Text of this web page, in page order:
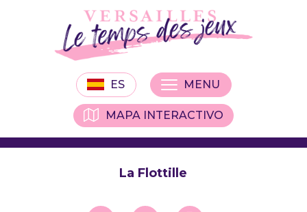
ES
MAPA INTERACTIVO
MENU
La Flottille